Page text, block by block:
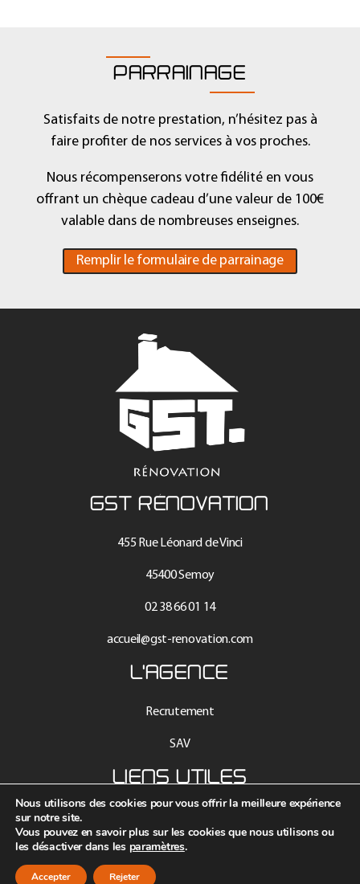
PARRAINAGE
Satisfaits de notre prestation, n’hésitez pas à
faire profiter de nos services à vos proches.
Nous récompenserons votre fidélité en vous
offrant un chèque cadeau d’une valeur de 100€
valable dans de nombreuses enseignes.
Remplir le formulaire de parrainage
GST RÉNOVATION
455 Rue Léonard de Vinci
45400 Semoy
02 38 66 01 14
accueil@gst-renovation.com
L'AGENCE
Recrutement
SAV
LIENS UTILES
Contact
Données personnelles
Nous utilisons des cookies pour vous offrir la meilleure expérience
sur notre site.
Vous pouvez en savoir plus sur les cookies que nous utilisons ou
les désactiver dans les paramètres.
Accepter Rejeter